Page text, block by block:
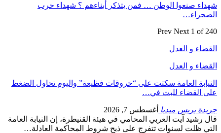
شهداء صنعوا الوطن … فمن يتذكر أبناءهم ؟ شهداء حرب
الصحراء…
Prev Next 1 of 240
القضاء و العدل
القضاء و العدل
النيابة العامة سكتت على “خروقات فظيعة” واليوم تحاول الضغط
على القضاء للبت في…
جريدة بريس ميديا أغسطس 7, 2026
قال رشيد آيت العربي المحامي في هيئة القنيطرة، إن النيابة العامة
التي ظلت لسنوات تتفرج على ذبح شروط المحاكمة العادلة…